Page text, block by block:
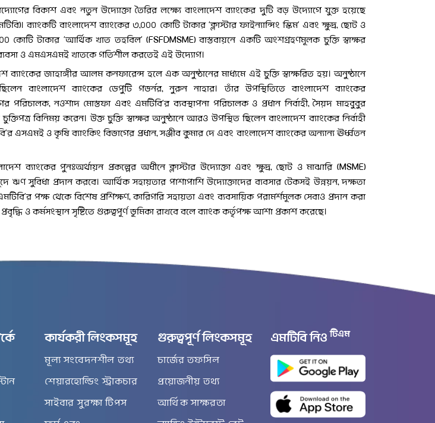
বিকাশ এবং নতুন উদ্যোক্তা তৈরির লক্ষ্যে বাংলাদেশ ব্যাংকের দুটি বড় উদ্যোগে যুক্ত হয়েছে
ব্যাংকটি বাংলাদেশ ব্যাংকের ৩,০০০ কোটি টাকার ‘ক্লাস্টার ফাইন্যান্সিং স্কিম’ এবং ক্ষুদ্র, ছোট ও
কোটি টাকার ‘আর্থিক খাত তহবিল’ (FSFDMSME) বাস্তবায়নে একটি অংশগ্রহণমূলক চুক্তি স্বাক্ষর
ব্যবসা ও এমএসএমই খাতকে গতিশীল করতেই এই উদ্যোগ।
ব্যাংকের জাহাঙ্গীর আলম কনফারেন্স হলে এক অনুষ্ঠানের মাধ্যমে এই চুক্তি স্বাক্ষরিত হয়। অনুষ্ঠানে
বাংলাদেশ ব্যাংকের ডেপুটি গভর্নর, নুরুন নাহার। তাঁর উপস্থিতিতে বাংলাদেশ ব্যাংকের
পরিচালক, নওশাদ মোস্তফা এবং এমটিবি’র ব্যবস্থাপনা পরিচালক ও প্রধান নির্বাহী, সৈয়দ মাহবুবুর
বিনিময় করেন। উক্ত চুক্তি স্বাক্ষর অনুষ্ঠানে আরও উপস্থিত ছিলেন বাংলাদেশ ব্যাংকের নির্বাহী
এসএমই ও কৃষি ব্যাংকিং বিভাগের প্রধান, সঞ্জীব কুমার দে এবং বাংলাদেশ ব্যাংকের অন্যান্য ঊর্ধ্বতন
ব্যাংকের পুনঃঅর্থায়ন প্রকল্পের অধীনে ক্লাস্টার উদ্যোক্তা এবং ক্ষুদ্র, ছোট ও মাঝারি (MSME)
ঋণ সুবিধা প্রদান করবে। আর্থিক সহায়তার পাশাপাশি উদ্যোক্তাদের ব্যবসার টেকসই উন্নয়ন, দক্ষতা
এমটিবি’র পক্ষ থেকে বিশেষ প্রশিক্ষণ, কারিগরি সহায়তা এবং ব্যবসায়িক পরামর্শমূলক সেবাও প্রদান করা
ও কর্মসংস্থান সৃষ্টিতে গুরুত্বপূর্ণ ভূমিকা রাখবে বলে ব্যাংক কর্তৃপক্ষ আশা প্রকাশ করেছে।
কার্যকরী লিংকসমূহ
মূল্য সংবেদনশীল তথ্য
শেয়ারহোল্ডিং স্ট্রাকচার
সাইবার সুরক্ষা টিপস
গুরুত্বপূর্ণ লিংকসমূহ
চার্জের তফসিল
প্রয়োজনীয় তথ্য
আর্থিক সাক্ষরতা
এমটিবি নিও টিএম